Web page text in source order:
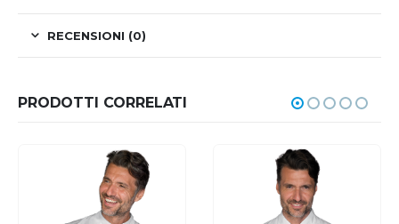
RECENSIONI (0)
PRODOTTI CORRELATI